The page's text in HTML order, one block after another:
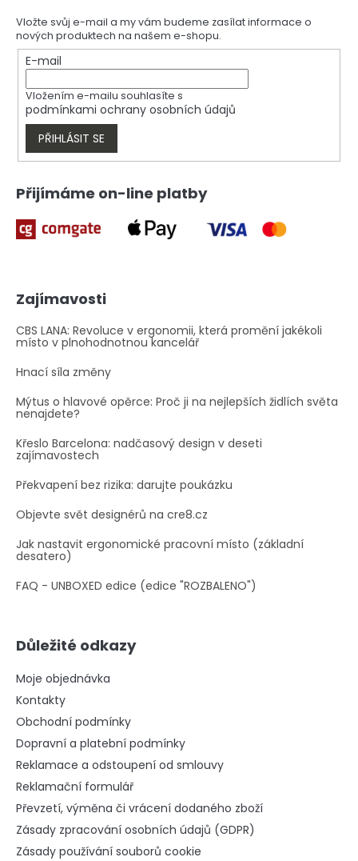
Vložte svůj e-mail a my vám budeme zasílat informace o
nových produktech na našem e-shopu.
E-mail
Vložením e-mailu souhlasíte s
podmínkami ochrany osobních údajů
PŘIHLÁSIT SE
Přijímáme on-line platby
Zajímavosti
CBS LANA: Revoluce v ergonomii, která promění jakékoli
místo v plnohodnotnou kancelář
Hnací síla změny
Mýtus o hlavové opěrce: Proč ji na nejlepších židlích světa
nenajdete?
Křeslo Barcelona: nadčasový design v deseti
zajímavostech
Překvapení bez rizika: darujte poukázku
Objevte svět designérů na cre8.cz
Jak nastavit ergonomické pracovní místo (základní
desatero)
FAQ - UNBOXED edice (edice "ROZBALENO")
Důležité odkazy
Moje objednávka
Kontakty
Obchodní podmínky
Dopravní a platební podmínky
Reklamace a odstoupení od smlouvy
Reklamační formulář
Převzetí, výměna či vrácení dodaného zboží
Zásady zpracování osobních údajů (GDPR)
Zásady používání souborů cookie